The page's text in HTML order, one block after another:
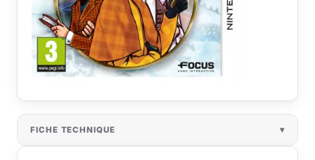
FICHE TECHNIQUE